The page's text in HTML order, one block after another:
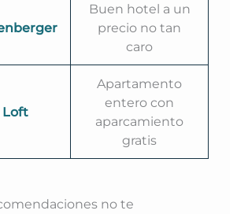
Buen hotel a un
precio no tan
caro
Loft
Apartamento
entero con
aparcamiento
gratis
no te